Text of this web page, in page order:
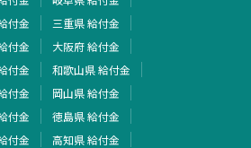
付金
三重県 給付金
付金
大阪府 給付金
付金
和歌山県 給付金
付金
岡山県 給付金
付金
徳島県 給付金
付金
高知県 給付金